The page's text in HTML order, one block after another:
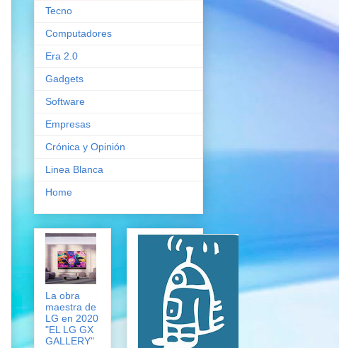
Tecno
Computadores
Era 2.0
Gadgets
Software
Empresas
Crónica y Opinión
Linea Blanca
Home
La obra
maestra de
LG en 2020
"EL LG GX
GALLERY"